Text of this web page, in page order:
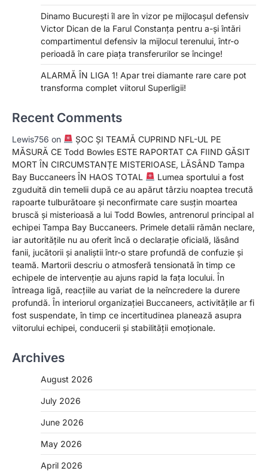
Dinamo București îl are în vizor pe mijlocașul defensiv
Victor Dican de la Farul Constanța pentru a-și întări
compartimentul defensiv la mijlocul terenului, într-o
perioadă în care piața transferurilor se încinge!
ALARMĂ ÎN LIGA 1! Apar trei diamante rare care pot
transforma complet viitorul Superligii!
Recent Comments
Lewis756 on
ȘOC ȘI TEAMĂ CUPRIND NFL-UL PE
MĂSURĂ CE Todd Bowles ESTE RAPORTAT CA FIIND GĂSIT
MORT ÎN CIRCUMSTANȚE MISTERIOASE, LĂSÂND Tampa
Bay Buccaneers ÎN HAOS TOTAL
Lumea sportului a fost
zguduită din temelii după ce au apărut târziu noaptea trecută
rapoarte tulburătoare și neconfirmate care susțin moartea
bruscă și misterioasă a lui Todd Bowles, antrenorul principal al
echipei Tampa Bay Buccaneers. Primele detalii rămân neclare,
iar autoritățile nu au oferit încă o declarație oficială, lăsând
fanii, jucătorii și analiștii într-o stare profundă de confuzie și
teamă. Martorii descriu o atmosferă tensionată în timp ce
echipele de intervenție au ajuns rapid la fața locului. În
întreaga ligă, reacțiile au variat de la neîncredere la durere
profundă. În interiorul organizației Buccaneers, activitățile ar fi
fost suspendate, în timp ce incertitudinea planează asupra
viitorului echipei, conducerii și stabilității emoționale.
Archives
August 2026
July 2026
June 2026
May 2026
April 2026